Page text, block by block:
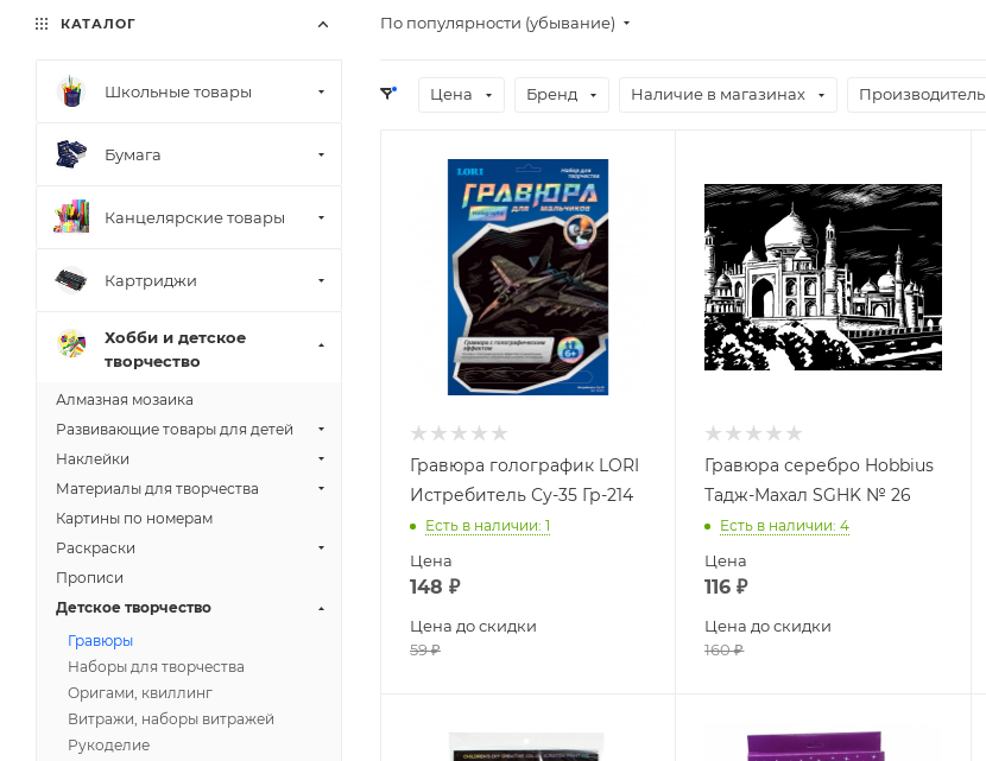
По популярности (убывание)
Цена Бренд Наличие в магазинах Производитель
Гравюра голографик LORI
Истребитель Су-35 Гр-214
Есть в наличии: 1
Цена
148 ₽
Цена до скидки
59₽
Гравюра серебро Hobbius
Тадж-Махал SGHK № 26
Есть в наличии: 4
Цена
116 ₽
Цена до скидки
160₽
КАТАЛОГ
Школьные товары
Бумага
Канцелярские товары
Картриджи
Хобби и детское
творчество
Алмазная мозаика
Развивающие товары для детей
Наклейки
Материалы для творчества
Картины по номерам
Раскраски
Прописи
Детское творчество
Гравюры
Наборы для творчества
Оригами, квиллинг
Витражи, наборы витражей
Рукоделие